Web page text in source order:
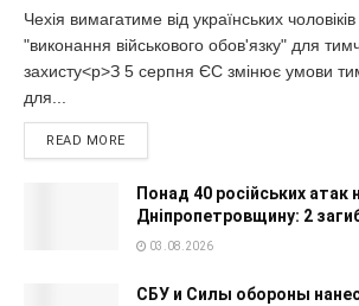
Чехія вимагатиме від українських
"виконання військового обов'язку" для
захисту<p>З 5 серпня ЄС змінює умови
для...
READ MORE
Понад 40 російських атак
Дніпропетровщину: 2
03.08.2026
СБУ и Силы обороны